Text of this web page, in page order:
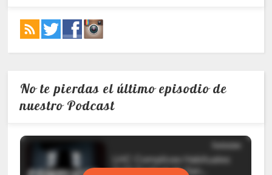
No te pierdas el último episodio de
nuestro Podcast